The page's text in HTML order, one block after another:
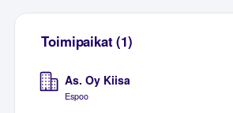
Toimipaikat (1)
As. Oy Kiisa
Espoo